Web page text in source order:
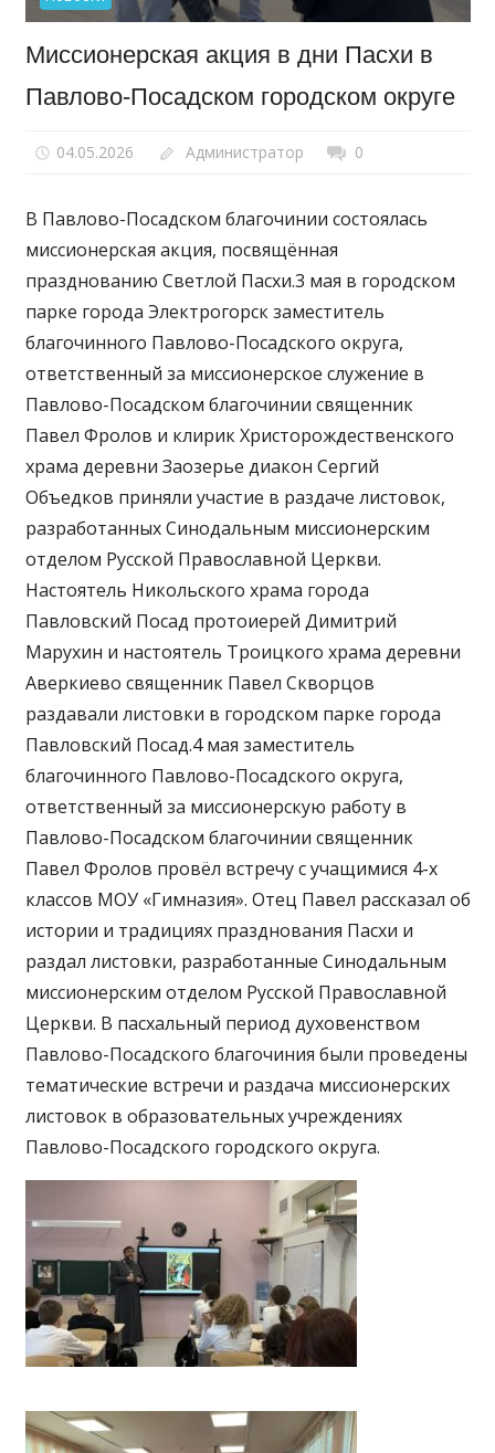
Миссионерская акция в дни Пасхи в
Павлово-Посадском городском округе
04.05.2026 Администратор 0
В Павлово-Посадском благочинии состоялась
миссионерская акция, посвящённая
празднованию Светлой Пасхи.3 мая в городском
парке города Электрогорск заместитель
благочинного Павлово-Посадского округа,
ответственный за миссионерское служение в
Павлово-Посадском благочинии священник
Павел Фролов и клирик Христорождественского
храма деревни Заозерье диакон Сергий
Объедков приняли участие в раздаче листовок,
разработанных Синодальным миссионерским
отделом Русской Православной Церкви.
Настоятель Никольского храма города
Павловский Посад протоиерей Димитрий
Марухин и настоятель Троицкого храма деревни
Аверкиево священник Павел Скворцов
раздавали листовки в городском парке города
Павловский Посад.4 мая заместитель
благочинного Павлово-Посадского округа,
ответственный за миссионерскую работу в
Павлово-Посадском благочинии священник
Павел Фролов провёл встречу с учащимися 4-х
классов МОУ «Гимназия». Отец Павел рассказал об
истории и традициях празднования Пасхи и
раздал листовки, разработанные Синодальным
миссионерским отделом Русской Православной
Церкви. В пасхальный период духовенством
Павлово-Посадского благочиния были проведены
тематические встречи и раздача миссионерских
листовок в образовательных учреждениях
Павлово-Посадского городского округа.